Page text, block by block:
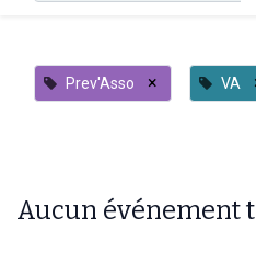
Prev'Asso × VA
Aucun événement